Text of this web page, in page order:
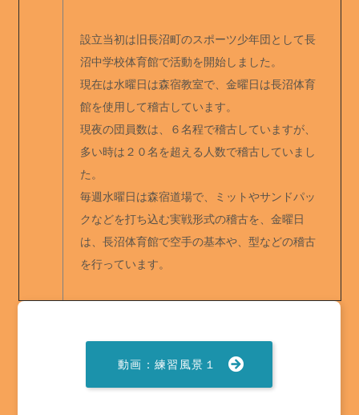
設立当初は旧長沼町のスポーツ少年団として長
沼中学校体育館で活動を開始しました。
現在は水曜日は森宿教室で、金曜日は長沼体育
館を使用して稽古しています。
現夜の団員数は、６名程で稽古していますが、
多い時は２０名を超える人数で稽古していまし
た。
毎週水曜日は森宿道場で、ミットやサンドパッ
クなどを打ち込む実戦形式の稽古を、金曜日
は、長沼体育館で空手の基本や、型などの稽古
を行っています。
動画：練習風景１